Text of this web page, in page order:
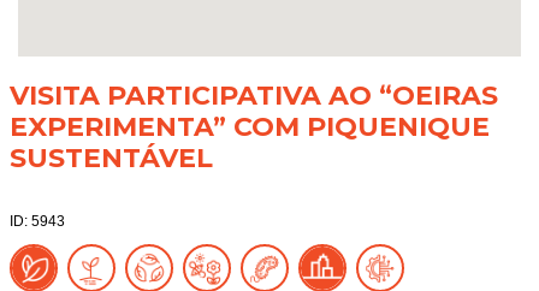
VISITA PARTICIPATIVA AO “OEIRAS
EXPERIMENTA” COM PIQUENIQUE
SUSTENTÁVEL
ID: 5943